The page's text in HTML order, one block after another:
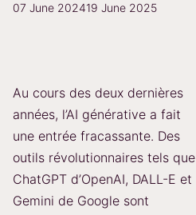
07 June 202419 June 2025
Au cours des deux dernières
années, l’AI générative a fait
une entrée fracassante. Des
outils révolutionnaires tels que
ChatGPT d’OpenAI, DALL-E et
Gemini de Google sont